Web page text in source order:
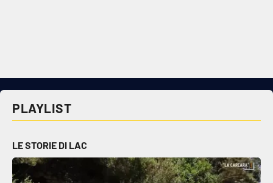
Cultura
Politica
PLAYLIST
LE STORIE DI LAC